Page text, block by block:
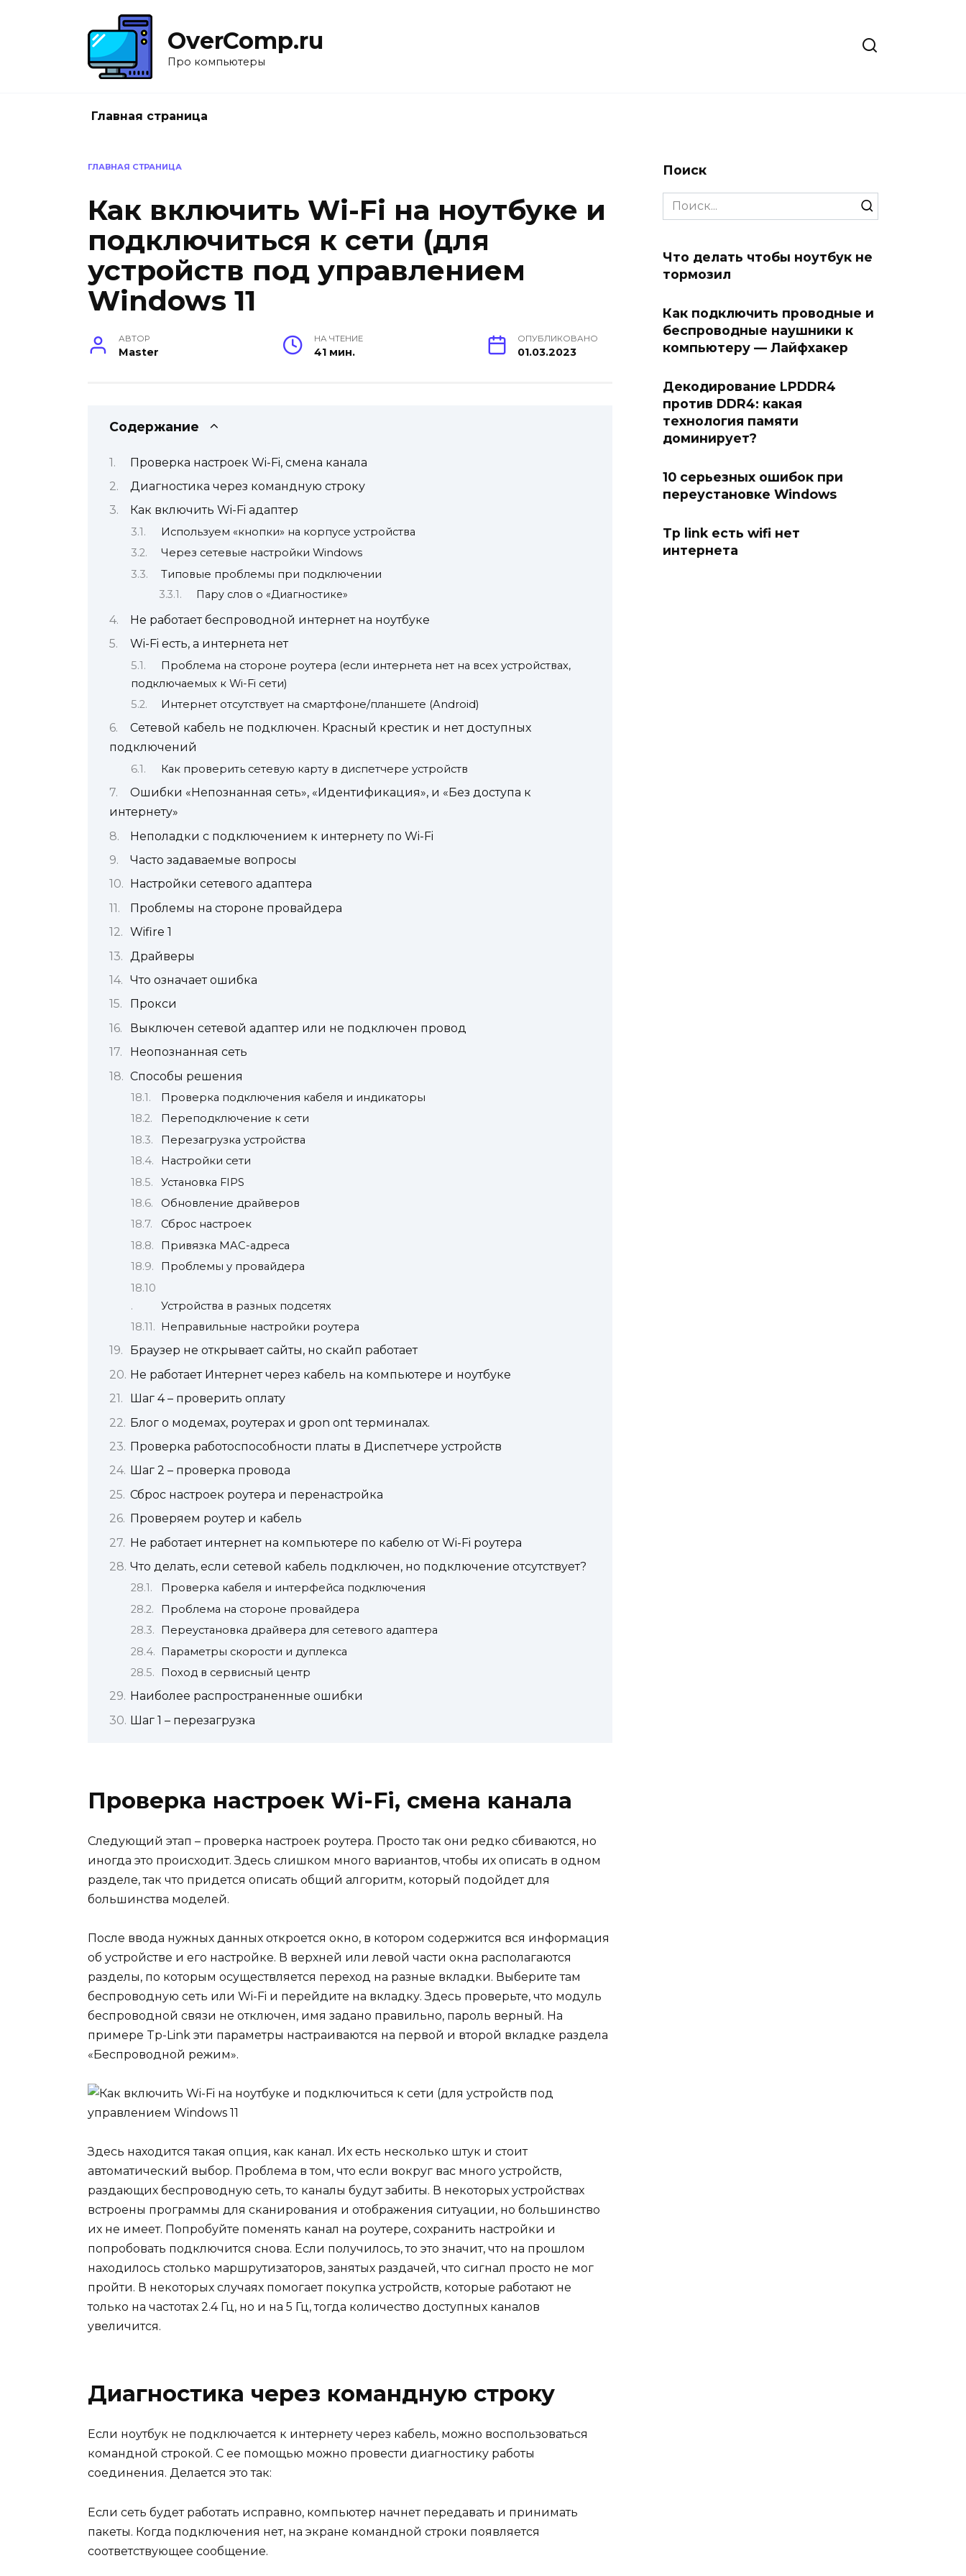
OverComp.ru
Про компьютеры
Главная страница
ГЛАВНАЯ СТРАНИЦА
Как включить Wi-Fi на ноутбуке и
подключиться к сети (для
устройств под управлением
Windows 11
АВТОР
Master
НА ЧТЕНИЕ
41 мин.
ОПУБЛИКОВАНО
01.03.2023
Содержание
Проверка настроек Wi-Fi, смена канала
Диагностика через командную строку
Как включить Wi-Fi адаптер
Используем «кнопки» на корпусе устройства
Через сетевые настройки Windows
Типовые проблемы при подключении
Пару слов о «Диагностике»
Не работает беспроводной интернет на ноутбуке
Wi-Fi есть, а интернета нет
Проблема на стороне роутера (если интернета нет на всех устройствах,
подключаемых к Wi-Fi сети)
Интернет отсутствует на смартфоне/планшете (Android)
Сетевой кабель не подключен. Красный крестик и нет доступных
подключений
Как проверить сетевую карту в диспетчере устройств
Ошибки «Непознанная сеть», «Идентификация», и «Без доступа к
интернету»
Неполадки с подключением к интернету по Wi-Fi
Часто задаваемые вопросы
Настройки сетевого адаптера
Проблемы на стороне провайдера
Wifire 1
Драйверы
Что означает ошибка
Прокси
Выключен сетевой адаптер или не подключен провод
Неопознанная сеть
Способы решения
Проверка подключения кабеля и индикаторы
Переподключение к сети
Перезагрузка устройства
Настройки сети
Установка FIPS
Обновление драйверов
Сброс настроек
Привязка MAC-адреса
Проблемы у провайдера
Устройства в разных подсетях
Неправильные настройки роутера
Браузер не открывает сайты, но скайп работает
Не работает Интернет через кабель на компьютере и ноутбуке
Шаг 4 – проверить оплату
Блог о модемах, роутерах и gpon ont терминалах.
Проверка работоспособности платы в Диспетчере устройств
Шаг 2 – проверка провода
Сброс настроек роутера и перенастройка
Проверяем роутер и кабель
Не работает интернет на компьютере по кабелю от Wi-Fi роутера
Что делать, если сетевой кабель подключен, но подключение отсутствует?
Проверка кабеля и интерфейса подключения
Проблема на стороне провайдера
Переустановка драйвера для сетевого адаптера
Параметры скорости и дуплекса
Поход в сервисный центр
Наиболее распространенные ошибки
Шаг 1 – перезагрузка
Проверка настроек Wi-Fi, смена канала
Следующий этап – проверка настроек роутера. Просто так они редко сбиваются, но
иногда это происходит. Здесь слишком много вариантов, чтобы их описать в одном
разделе, так что придется описать общий алгоритм, который подойдет для
большинства моделей.
После ввода нужных данных откроется окно, в котором содержится вся информация
об устройстве и его настройке. В верхней или левой части окна располагаются
разделы, по которым осуществляется переход на разные вкладки. Выберите там
беспроводную сеть или Wi-Fi и перейдите на вкладку. Здесь проверьте, что модуль
беспроводной связи не отключен, имя задано правильно, пароль верный. На
примере Tp-Link эти параметры настраиваются на первой и второй вкладке раздела
«Беспроводной режим».
Здесь находится такая опция, как канал. Их есть несколько штук и стоит
автоматический выбор. Проблема в том, что если вокруг вас много устройств,
раздающих беспроводную сеть, то каналы будут забиты. В некоторых устройствах
встроены программы для сканирования и отображения ситуации, но большинство
их не имеет. Попробуйте поменять канал на роутере, сохранить настройки и
попробовать подключится снова. Если получилось, то это значит, что на прошлом
находилось столько маршрутизаторов, занятых раздачей, что сигнал просто не мог
пройти. В некоторых случаях помогает покупка устройств, которые работают не
только на частотах 2.4 Гц, но и на 5 Гц, тогда количество доступных каналов
увеличится.
Диагностика через командную строку
Если ноутбук не подключается к интернету через кабель, можно воспользоваться
командной строкой. С ее помощью можно провести диагностику работы
соединения. Делается это так:
Если сеть будет работать исправно, компьютер начнет передавать и принимать
пакеты. Когда подключения нет, на экране командной строки появляется
соответствующее сообщение.
Поиск
Search
for:
Что делать чтобы ноутбук не
тормозил
Как подключить проводные и
беспроводные наушники к
компьютеру — Лайфхакер
Декодирование LPDDR4
против DDR4: какая
технология памяти
доминирует?
10 серьезных ошибок при
переустановке Windows
Tp link есть wifi нет
интернета